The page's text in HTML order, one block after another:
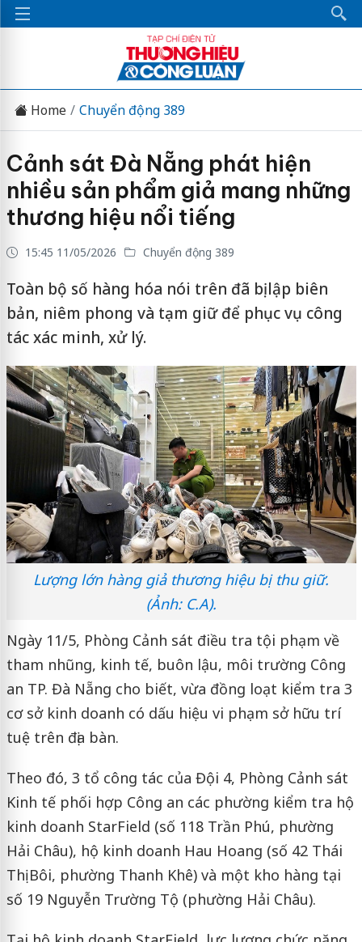
Home Chuyển động 389
Cảnh sát Đà Nẵng phát hiện
nhiều sản phẩm giả mang những
thương hiệu nổi tiếng
15:45 11/05/2026 Chuyển động 389
Toàn bộ số hàng hóa nói trên đã bị lập biên
bản, niêm phong và tạm giữ để phục vụ công
tác xác minh, xử lý.
Lượng lớn hàng giả thương hiệu bị thu giữ.
(Ảnh: C.A).
Ngày 11/5, Phòng Cảnh sát điều tra tội phạm về
tham nhũng, kinh tế, buôn lậu, môi trường Công
an TP. Đà Nẵng cho biết, vừa đồng loạt kiểm tra 3
cơ sở kinh doanh có dấu hiệu vi phạm sở hữu trí
tuệ trên địa bàn.
Theo đó, 3 tổ công tác của Đội 4, Phòng Cảnh sát
Kinh tế phối hợp Công an các phường kiểm tra hộ
kinh doanh StarField (số 118 Trần Phú, phường
Hải Châu), hộ kinh doanh Hau Hoang (số 42 Thái
Thị Bôi, phường Thanh Khê) và một kho hàng tại
số 19 Nguyễn Trường Tộ (phường Hải Châu).